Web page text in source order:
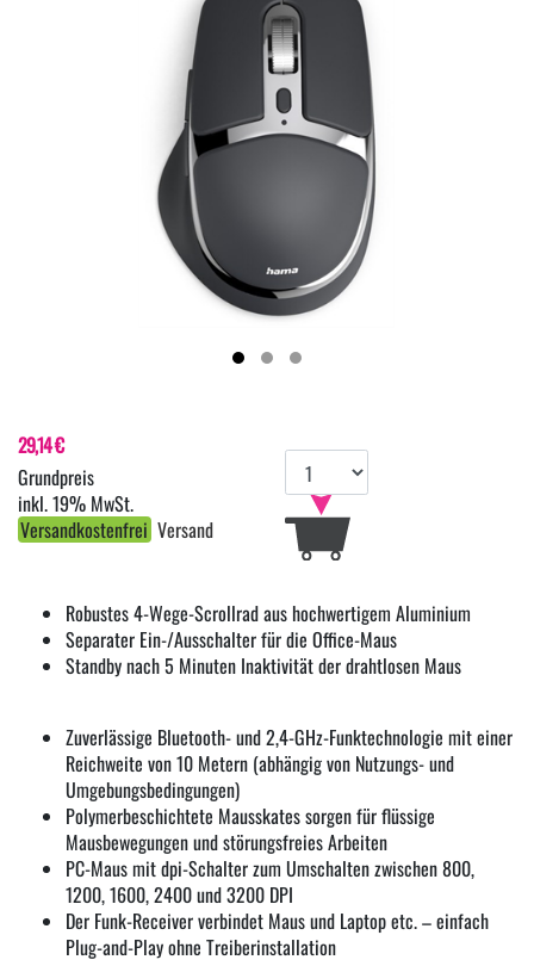
Robustes 4-Wege-Scrollrad aus hochwertigem Aluminium
Separater Ein-/Ausschalter für die Office-Maus
Standby nach 5 Minuten Inaktivität der drahtlosen Maus
Zuverlässige Bluetooth- und 2,4-GHz-Funktechnologie mit einer
Reichweite von 10 Metern (abhängig von Nutzungs- und
Umgebungsbedingungen)
Polymerbeschichtete Mausskates sorgen für flüssige
Mausbewegungen und störungsfreies Arbeiten
PC-Maus mit dpi-Schalter zum Umschalten zwischen 800,
1200, 1600, 2400 und 3200 DPI
Der Funk-Receiver verbindet Maus und Laptop etc. – einfach
Plug-and-Play ohne Treiberinstallation
29,14 €
inkl. 19% MwSt.
Versandkostenfrei Versand